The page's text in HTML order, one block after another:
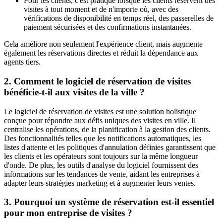
visites à tout moment et de n'importe où, avec des
vérifications de disponibilité en temps réel, des passerelles de
paiement sécurisées et des confirmations instantanées.
Cela améliore non seulement l'expérience client, mais augmente
également les réservations directes et réduit la dépendance aux
agents tiers.
2. Comment le logiciel de réservation de visites
bénéficie-t-il aux visites de la ville ?
Le logiciel de réservation de visites est une solution holistique
conçue pour répondre aux défis uniques des visites en ville. Il
centralise les opérations, de la planification à la gestion des clients.
Des fonctionnalités telles que les notifications automatiques, les
listes d'attente et les politiques d'annulation définies garantissent que
les clients et les opérateurs sont toujours sur la même longueur
d'onde. De plus, les outils d'analyse du logiciel fournissent des
informations sur les tendances de vente, aidant les entreprises à
adapter leurs stratégies marketing et à augmenter leurs ventes.
3. Pourquoi un système de réservation est-il essentiel
pour mon entreprise de visites ?